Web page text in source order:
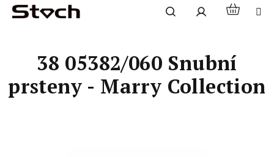
Hledat PřihlášeníNákupní
38 05382/060 Snubní
prsteny - Marry Collection